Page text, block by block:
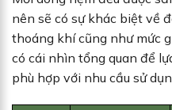
nên sẽ có sự khác biệt về
thoáng khí cũng như mức
có cái nhìn tổng quan để
phù hợp với nhu cầu sử